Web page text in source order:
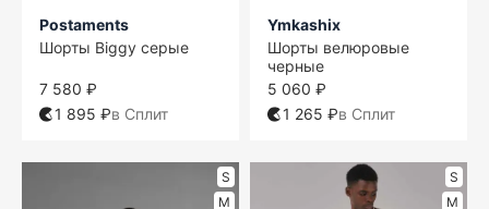
Postaments
Шорты Biggy серые
7 580 ₽
1 895 ₽в Сплит
Ymkashix
Шорты велюровые
черные
5 060 ₽
1 265 ₽в Сплит
S
M
S
M